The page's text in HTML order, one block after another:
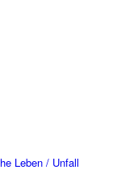
Leben / Unfall